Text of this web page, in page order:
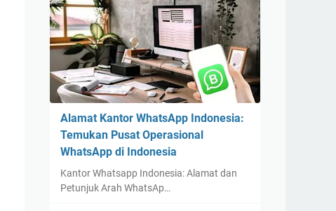
Alamat Kantor WhatsApp Indonesia:
Temukan Pusat Operasional
WhatsApp di Indonesia
Kantor Whatsapp Indonesia: Alamat dan
Petunjuk Arah WhatsAp…